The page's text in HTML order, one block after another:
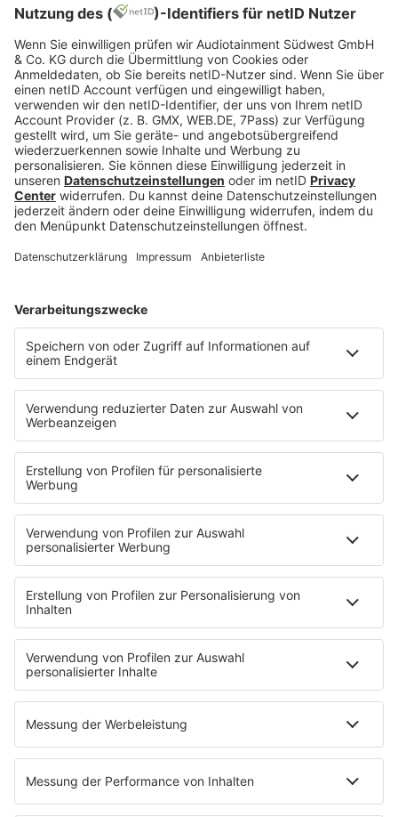
Spezielle Hochschulformen gibt es bei der
Bundeswehr, Verwaltung, Fachrichtungen oder
Fernunis
Uni oder FH – die passende Hochschule ist
auch eine Frage der Persönlichkeit
Weiterführende Literatur:
Hochschulen und Studium, Ministerium für
Wissenschaft, Forschung und Kunst
Baden-Württemberg
Vielfältige Hochschullandschaft in
Rheinland-Pfalz, Ministerium für
Wissenschaft, Weiterbildung und Kultur
Rheinland-Pfalz
Hochschulen in Deutschland, Das
Bildungs- und Studenten-Portal
HOME
INFOS
Kontakt
Newsletter
Jobs & Praktika
Pressekontakt
Pressemeldungen